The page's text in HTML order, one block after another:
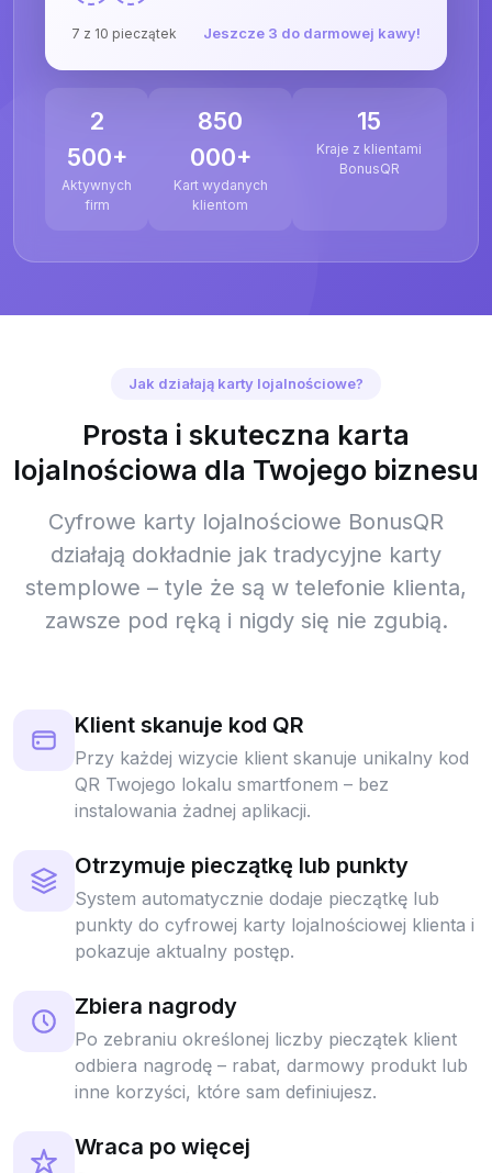
7 z 10 pieczątek Jeszcze 3 do darmowej kawy!
2
500+
Aktywnych
firm
850
000+
Kart wydanych
klientom
15
Kraje z klientami
BonusQR
Jak działają karty lojalnościowe?
Prosta i skuteczna karta
lojalnościowa dla Twojego biznesu
Cyfrowe karty lojalnościowe BonusQR
działają dokładnie jak tradycyjne karty
stemplowe – tyle że są w telefonie klienta,
zawsze pod ręką i nigdy się nie zgubią.
Klient skanuje kod QR
Przy każdej wizycie klient skanuje unikalny kod
QR Twojego lokalu smartfonem – bez
instalowania żadnej aplikacji.
Otrzymuje pieczątkę lub punkty
System automatycznie dodaje pieczątkę lub
punkty do cyfrowej karty lojalnościowej klienta i
pokazuje aktualny postęp.
Zbiera nagrody
Po zebraniu określonej liczby pieczątek klient
odbiera nagrodę – rabat, darmowy produkt lub
inne korzyści, które sam definiujesz.
Wraca po więcej